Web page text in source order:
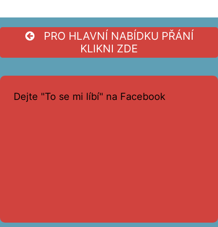
PRO HLAVNÍ NABÍDKU PŘÁNÍ
KLIKNI ZDE
Dejte "To se mi líbí" na Facebook